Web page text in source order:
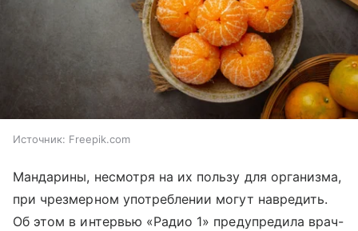
Источник: Freepik.com
Мандарины, несмотря на их пользу для организма,
при чрезмерном употреблении могут навредить.
Об этом в интервью «Радио 1» предупредила врач-